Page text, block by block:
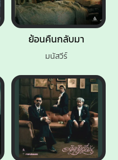
ย้อนคืนกลับมา
มนัสวีร์